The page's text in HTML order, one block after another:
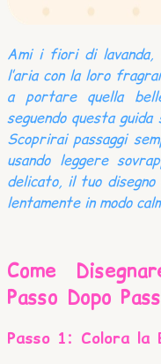
Ami i fiori di lavanda,
l’aria con la loro
a portare quella
seguendo questa
Scoprirai passaggi
usando leggere
delicato, il tuo
lentamente in modo
Come
Passo Dopo
Passo 1: Colora la